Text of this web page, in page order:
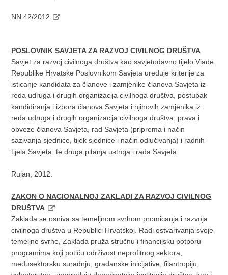
NN 42/2012
POSLOVNIK SAVJETA ZA RAZVOJ CIVILNOG DRUŠTVA
Savjet za razvoj civilnoga društva kao savjetodavno tijelo Vlade
Republike Hrvatske Poslovnikom Savjeta uređuje kriterije za
isticanje kandidata za članove i zamjenike članova Savjeta iz
reda udruga i drugih organizacija civilnoga društva, postupak
kandidiranja i izbora članova Savjeta i njihovih zamjenika iz
reda udruga i drugih organizacija civilnoga društva, prava i
obveze članova Savjeta, rad Savjeta (priprema i način
sazivanja sjednice, tijek sjednice i način odlučivanja) i radnih
tijela Savjeta, te druga pitanja ustroja i rada Savjeta.
Rujan, 2012.
ZAKON O NACIONALNOJ ZAKLADI ZA RAZVOJ CIVILNOG
DRUŠTVA
Zaklada se osniva sa temeljnom svrhom promicanja i razvoja
civilnoga društva u Republici Hrvatskoj. Radi ostvarivanja svoje
temeljne svrhe, Zaklada pruža stručnu i financijsku potporu
programima koji potiču održivost neprofitnog sektora,
međusektorsku suradnju, građanske inicijative, filantropiju,